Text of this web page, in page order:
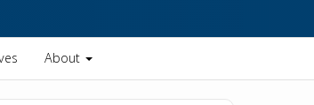
About